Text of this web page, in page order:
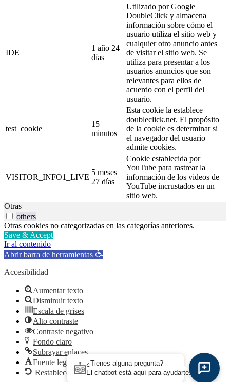
IDE
1 año 24
días
Utilizado por Google
DoubleClick y almacena
información sobre cómo el
usuario utiliza el sitio web y
cualquier otro anuncio antes
de visitar el sitio web. Se
utiliza para presentar a los
usuarios anuncios que son
relevantes para ellos de
acuerdo con el perfil del
usuario.
test_cookie
15
minutos
Esta cookie la establece
doubleclick.net. El propósito
de la cookie es determinar si
el navegador del usuario
admite cookies.
VISITOR_INFO1_LIVE
5 meses
27 días
Cookie establecida por
YouTube para rastrear la
información de los videos de
YouTube incrustados en un
sitio web.
Otras
others
Otras cookies no categorizadas en las categorías anteriores.
Save & Accept
Ir al contenido
Abrir barra de herramientas
Accesibilidad
Aumentar texto
Disminuir texto
Escala de grises
Alto contraste
Contraste negativo
Fondo claro
Subrayar enlaces
Fuente legible
Restablecer
¿Tienes alguna pregunta?
El chatbot está aquí para ayudarte.